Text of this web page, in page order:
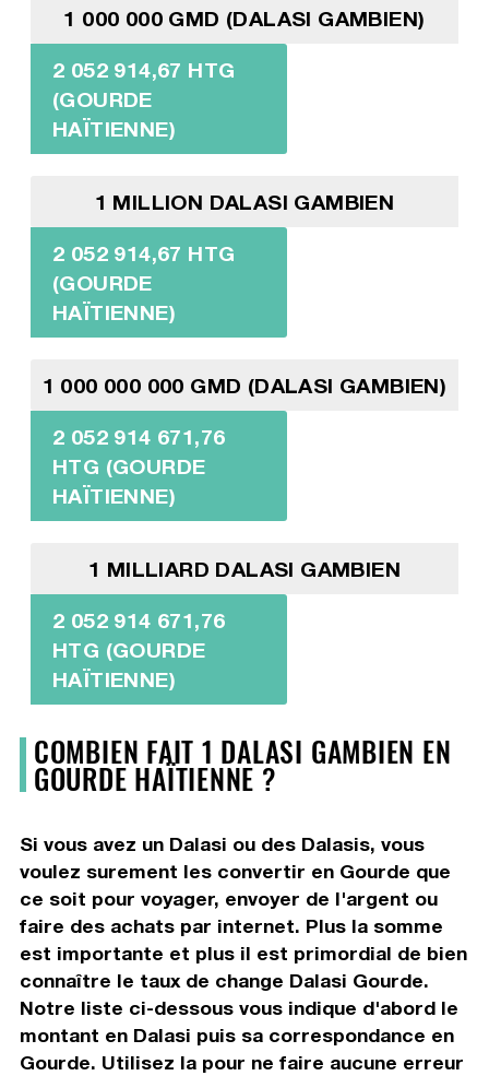
1 000 000 GMD (DALASI GAMBIEN)
2 052 914,67 HTG
(GOURDE
HAÏTIENNE)
1 MILLION DALASI GAMBIEN
2 052 914,67 HTG
(GOURDE
HAÏTIENNE)
1 000 000 000 GMD (DALASI GAMBIEN)
2 052 914 671,76
HTG (GOURDE
HAÏTIENNE)
1 MILLIARD DALASI GAMBIEN
2 052 914 671,76
HTG (GOURDE
HAÏTIENNE)
COMBIEN FAIT 1 DALASI GAMBIEN EN
GOURDE HAÏTIENNE ?
Si vous avez un Dalasi ou des Dalasis, vous
voulez surement les convertir en Gourde que
ce soit pour voyager, envoyer de l'argent ou
faire des achats par internet. Plus la somme
est importante et plus il est primordial de bien
connaître le taux de change Dalasi Gourde.
Notre liste ci-dessous vous indique d'abord le
montant en Dalasi puis sa correspondance en
Gourde. Utilisez la pour ne faire aucune erreur